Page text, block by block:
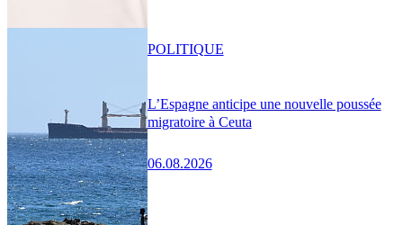
L’Espagne anticipe une nouvelle poussée
migratoire à Ceuta
06.08.2026
POLITIQUE